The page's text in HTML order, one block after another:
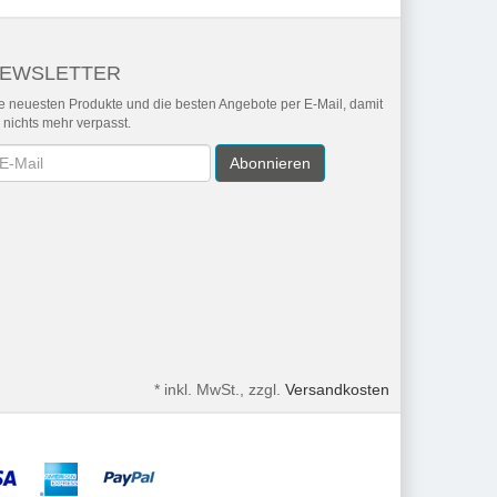
neuesten Produkte und die besten Angebote per E-Mail, damit
nichts mehr verpasst.
Abonnieren
* inkl. MwSt., zzgl. Versandkosten